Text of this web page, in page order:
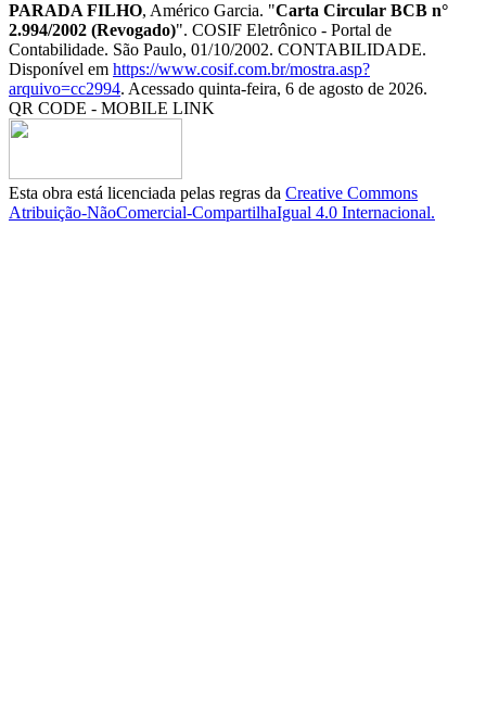
PARADA FILHO, Américo Garcia. "Carta Circular BCB n°
2.994/2002 (Revogado)". COSIF Eletrônico - Portal de
Contabilidade. São Paulo, 01/10/2002. CONTABILIDADE.
Disponível em https://www.cosif.com.br/mostra.asp?
arquivo=cc2994. Acessado quinta-feira, 6 de agosto de 2026.
QR CODE - MOBILE LINK
Esta obra está licenciada pelas regras da Creative Commons
Atribuição-NãoComercial-CompartilhaIgual 4.0 Internacional.